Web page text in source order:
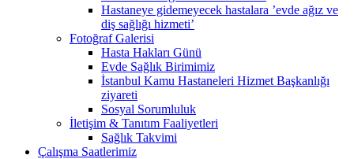
Hastaneye gidemeyecek hastalara ’evde ağız ve
diş sağlığı hizmeti’
Fotoğraf Galerisi
Hasta Hakları Günü
Evde Sağlık Birimimiz
İstanbul Kamu Hastaneleri Hizmet Başkanlığı
ziyareti
Sosyal Sorumluluk
İletişim & Tanıtım Faaliyetleri
Sağlık Takvimi
Çalışma Saatlerimiz